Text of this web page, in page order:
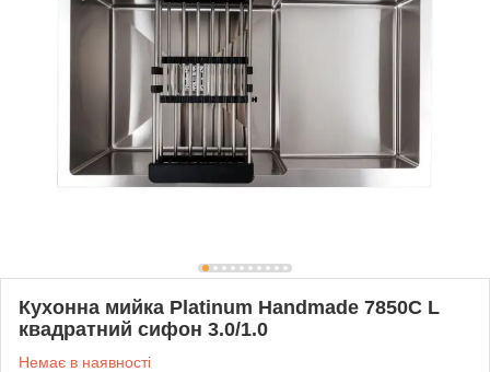
Кухонна мийка Platinum Handmade 7850C L
квадратний сифон 3.0/1.0
Немає в наявності